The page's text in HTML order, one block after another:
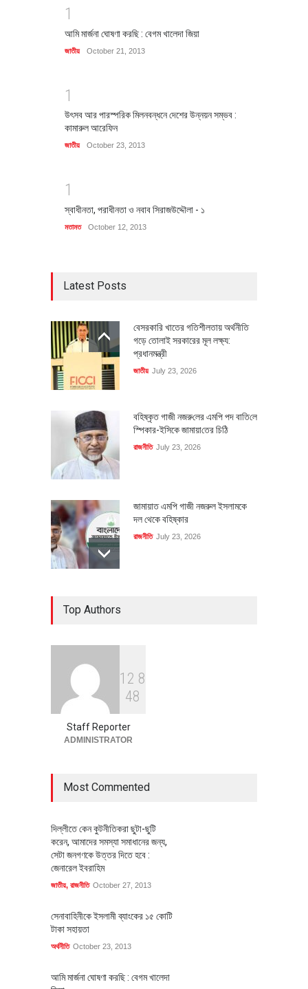
1
আমি মার্জনা ঘোষণা করছি : বেগম খালেদা জিয়া
জাতীয় October 21, 2013
1
উৎসব আর পারস্পরিক মিলনবন্ধনে দেশের উন্নয়ন সম্ভব :
কামারুল আরেফিন
জাতীয় October 23, 2013
1
স্বাধীনতা, পরাধীনতা ও নবাব সিরাজউদ্দৌলা - ১
মতামত October 12, 2013
Latest Posts
বেসরকারি খাতের গতিশীলতায় অর্থনীতি
গড়ে তোলাই সরকারের মূল লক্ষ্য:
প্রধানমন্ত্রী
জাতীয় July 23, 2026
বহিষ্কৃত গাজী নজরু‌লের এম‌পি পদ বা‌তি‌লে
স্পিকার-ইসিকে জামায়া‌তের চি‌ঠি
রাজনীতি July 23, 2026
জামায়াত এমপি গাজী নজরুল ইসলামকে
দল থেকে বহিষ্কার
রাজনীতি July 23, 2026
বৈশ্বিক প্রতিযোগিতা সক্ষমতা বাড়াতে
পোশাক শিল্পে নতুন উদ্যোগ
Top Authors
1 2 8
48
Staff Reporter
ADMINISTRATOR
Most Commented
দিল্লীতে কেন কুটনীতিকরা ছুটা-ছুটি
করেন, আমাদের সমস্যা সমাধানের জন্য,
সেটা জনগণকে উত্তর দিতে হবে :
জেনারেল ইবরাহিম
জাতীয়, রাজনীতি October 27, 2013
সেনাবাহিনীকে ইসলামী ব্যাংকের ১৫ কোটি
টাকা সহায়তা
অর্থনীতি October 23, 2013
আমি মার্জনা ঘোষণা করছি : বেগম খালেদা